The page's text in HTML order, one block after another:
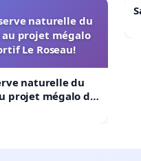
naturelle du
au projet mégalo
Le Roseau!
naturelle du
projet mégalo du